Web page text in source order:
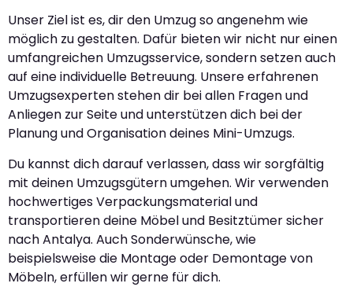
Unser Ziel ist es, dir den Umzug so angenehm wie
möglich zu gestalten. Dafür bieten wir nicht nur einen
umfangreichen Umzugsservice, sondern setzen auch
auf eine individuelle Betreuung. Unsere erfahrenen
Umzugsexperten stehen dir bei allen Fragen und
Anliegen zur Seite und unterstützen dich bei der
Planung und Organisation deines Mini-Umzugs.
Du kannst dich darauf verlassen, dass wir sorgfältig
mit deinen Umzugsgütern umgehen. Wir verwenden
hochwertiges Verpackungsmaterial und
transportieren deine Möbel und Besitztümer sicher
nach Antalya. Auch Sonderwünsche, wie
beispielsweise die Montage oder Demontage von
Möbeln, erfüllen wir gerne für dich.